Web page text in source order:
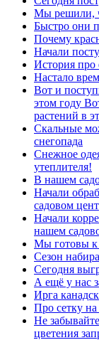
Мы решили,
Быстро они
Почему
Начали
История про
Настало
Вот и
этом году
растений в
Скальные
снегопада
Снежное
утеплителя!
В нашем
Начали
садовом
Начали
нашем
Мы готовы к
Сезон
Сегодня
А ещё у нас
Ирга
Про сетку
Не
цветения